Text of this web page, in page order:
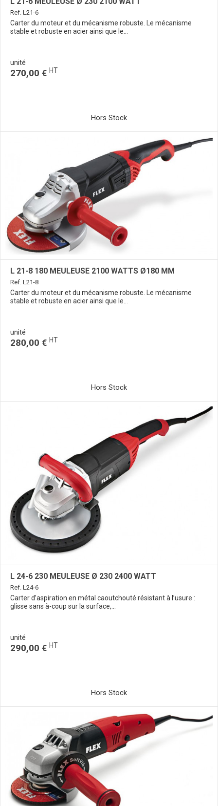
Ref. L21-6
Carter du moteur et du mécanisme robuste. Le mécanisme
stable et robuste en acier ainsi que le...
unité
270,00 € HT
Hors Stock
L 21-8 180 MEULEUSE 2100 WATTS Ø180 MM
Ref. L21-8
Carter du moteur et du mécanisme robuste. Le mécanisme
stable et robuste en acier ainsi que le...
unité
280,00 € HT
Hors Stock
L 24-6 230 MEULEUSE Ø 230 2400 WATT
Ref. L24-6
Carter d’aspiration en métal caoutchouté résistant à l’usure :
glisse sans à-coup sur la surface,...
unité
290,00 € HT
Hors Stock